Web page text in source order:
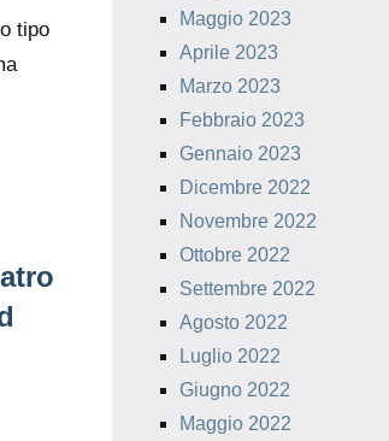
tipo
Maggio 2023
Aprile 2023
Marzo 2023
Febbraio 2023
Gennaio 2023
Dicembre 2022
Novembre 2022
Ottobre 2022
Settembre 2022
Agosto 2022
Luglio 2022
Giugno 2022
Maggio 2022